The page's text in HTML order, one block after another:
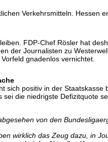
Verkehrsmitteln. Hessen
FDP-Chef Rösler hat
der Journalisten zu
gnadenlos vernichtet.
sich positiv in der
die niedrigste Defizitquote
von den
wirklich das Zeug dazu, in